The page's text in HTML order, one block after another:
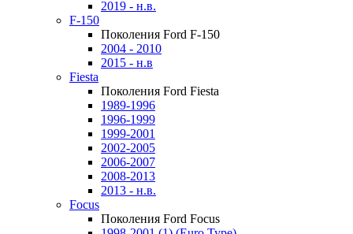
2019 - н.в.
F-150
Поколения Ford F-150
2004 - 2010
2015 - н.в
Fiesta
Поколения Ford Fiesta
1989-1996
1996-1999
1999-2001
2002-2005
2006-2007
2008-2013
2013 - н.в.
Focus
Поколения Ford Focus